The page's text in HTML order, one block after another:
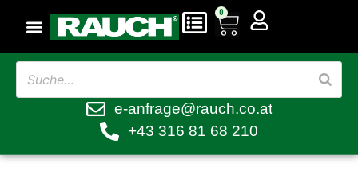
0
e-anfrage@rauch.co.at
+43 316 81 68 210